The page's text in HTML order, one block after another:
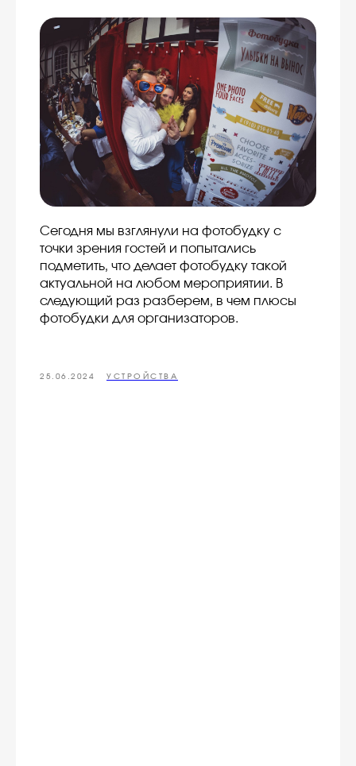
Сегодня мы взглянули на фотобудку с
точки зрения гостей и попытались
подметить, что делает фотобудку такой
актуальной на любом мероприятии. В
следующий раз разберем, в чем плюсы
фотобудки для организаторов.
25.06.2024 УСТРОЙСТВА